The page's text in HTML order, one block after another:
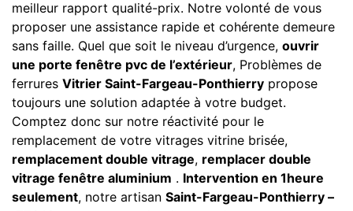
meilleur rapport qualité-prix. Notre volonté de vous
proposer une assistance rapide et cohérente demeure
sans faille. Quel que soit le niveau d’urgence, ouvrir
une porte fenêtre pvc de l’extérieur, Problèmes de
ferrures Vitrier Saint-Fargeau-Ponthierry propose
toujours une solution adaptée à votre budget.
Comptez donc sur notre réactivité pour le
remplacement de votre vitrages vitrine brisée,
remplacement double vitrage, remplacer double
vitrage fenêtre aluminium . Intervention en 1heure
seulement, notre artisan Saint-Fargeau-Ponthierry –